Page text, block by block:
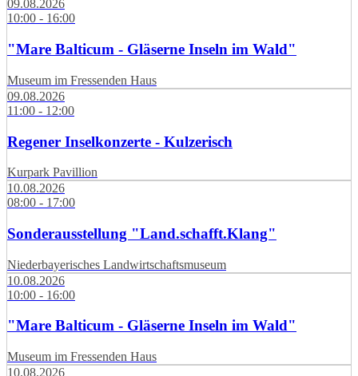
09.08.2026
10:00 - 16:00
"Mare Balticum - Gläserne Inseln im Wald"
Museum im Fressenden Haus
09.08.2026
11:00 - 12:00
Regener Inselkonzerte - Kulzerisch
Kurpark Pavillion
10.08.2026
08:00 - 17:00
Sonderausstellung "Land.schafft.Klang"
Niederbayerisches Landwirtschaftsmuseum
10.08.2026
10:00 - 16:00
"Mare Balticum - Gläserne Inseln im Wald"
Museum im Fressenden Haus
10.08.2026